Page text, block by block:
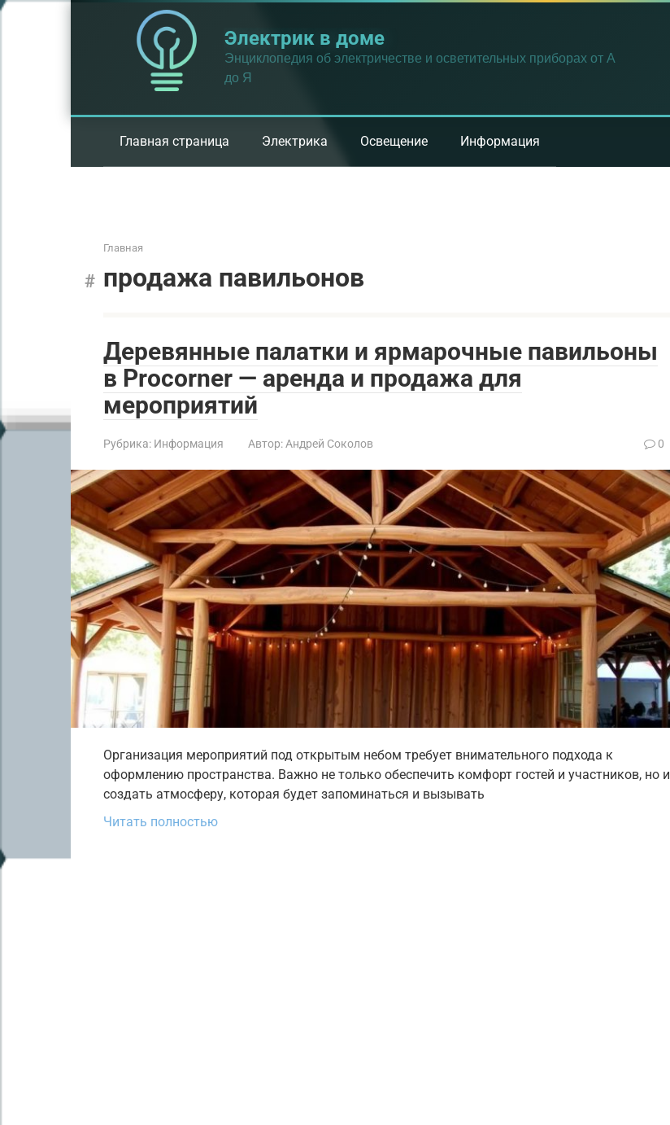
Перейти
Электрик в доме
Энциклопедия об электричестве и осветительных приборах от А
до Я
Главная страница Электрика Освещение Информация
Главная
продажа павильонов
Деревянные палатки и ярмарочные павильоны
в Procorner — аренда и продажа для
мероприятий
Рубрика: Информация Автор: Андрей Соколов 0
Организация мероприятий под открытым небом требует внимательного подхода к
оформлению пространства. Важно не только обеспечить комфорт гостей и участников, но и
создать атмосферу, которая будет запоминаться и вызывать
Читать полностью